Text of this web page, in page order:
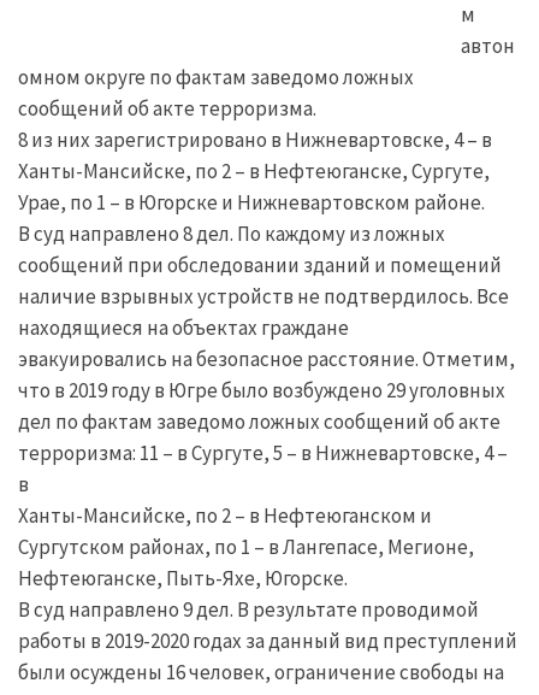
м
автон
омном округе по фактам заведомо ложных
сообщений об акте терроризма.
8 из них зарегистрировано в Нижневартовске, 4 – в
Ханты-Мансийске, по 2 – в Нефтеюганске, Сургуте,
Урае, по 1 – в Югорске и Нижневартовском районе.
В суд направлено 8 дел. По каждому из ложных
сообщений при обследовании зданий и помещений
наличие взрывных устройств не подтвердилось. Все
находящиеся на объектах граждане
эвакуировались на безопасное расстояние. Отметим,
что в 2019 году в Югре было возбуждено 29 уголовных
дел по фактам заведомо ложных сообщений об акте
терроризма: 11 – в Сургуте, 5 – в Нижневартовске, 4 –
в
Ханты-Мансийске, по 2 – в Нефтеюганском и
Сургутском районах, по 1 – в Лангепасе, Мегионе,
Нефтеюганске, Пыть-Яхе, Югорске.
В суд направлено 9 дел. В результате проводимой
работы в 2019-2020 годах за данный вид преступлений
были осуждены 16 человек, ограничение свободы на